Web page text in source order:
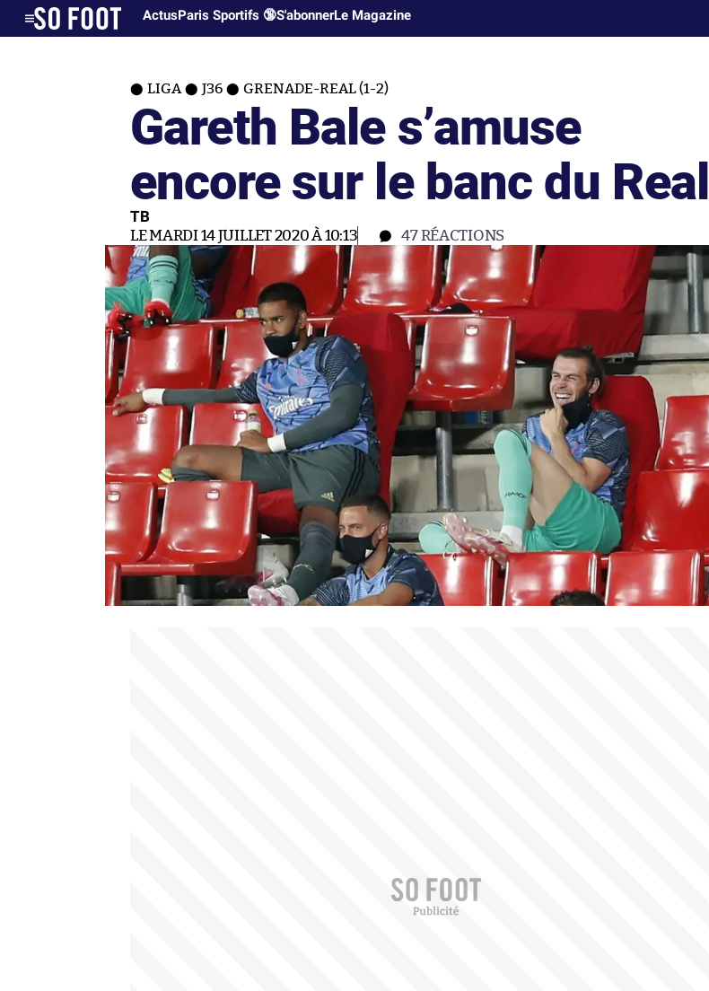
ActusParis Sportifs 🔞S'abonnerLe Magazine
LIGA J36 GRENADE-REAL (1-2)
Gareth Bale s’amuse
encore sur le banc du Real
TB
LE MARDI 14 JUILLET 2020 À 10:13 47RÉACTIONS